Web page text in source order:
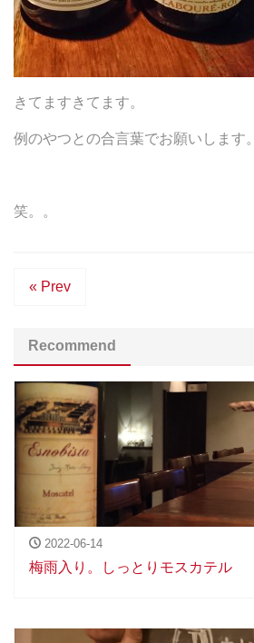
きてますきてます。
例のやつとの合言葉でお願いします。
笑。。
« Prev
Recommend
2022-06-14
梅雨入り。しっとりモスカテル